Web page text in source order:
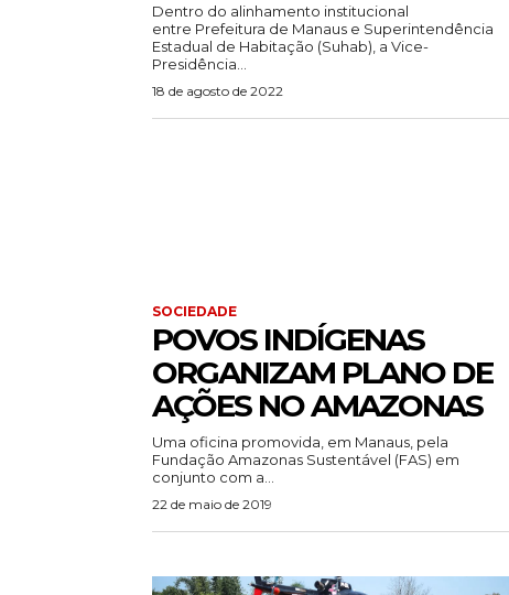
Dentro do alinhamento institucional
entre Prefeitura de Manaus e Superintendência
Estadual de Habitação (Suhab), a Vice-
Presidência...
18 de agosto de 2022
SOCIEDADE
POVOS INDÍGENAS
ORGANIZAM PLANO DE
AÇÕES NO AMAZONAS
Uma oficina promovida, em Manaus, pela
Fundação Amazonas Sustentável (FAS) em
conjunto com a...
22 de maio de 2019